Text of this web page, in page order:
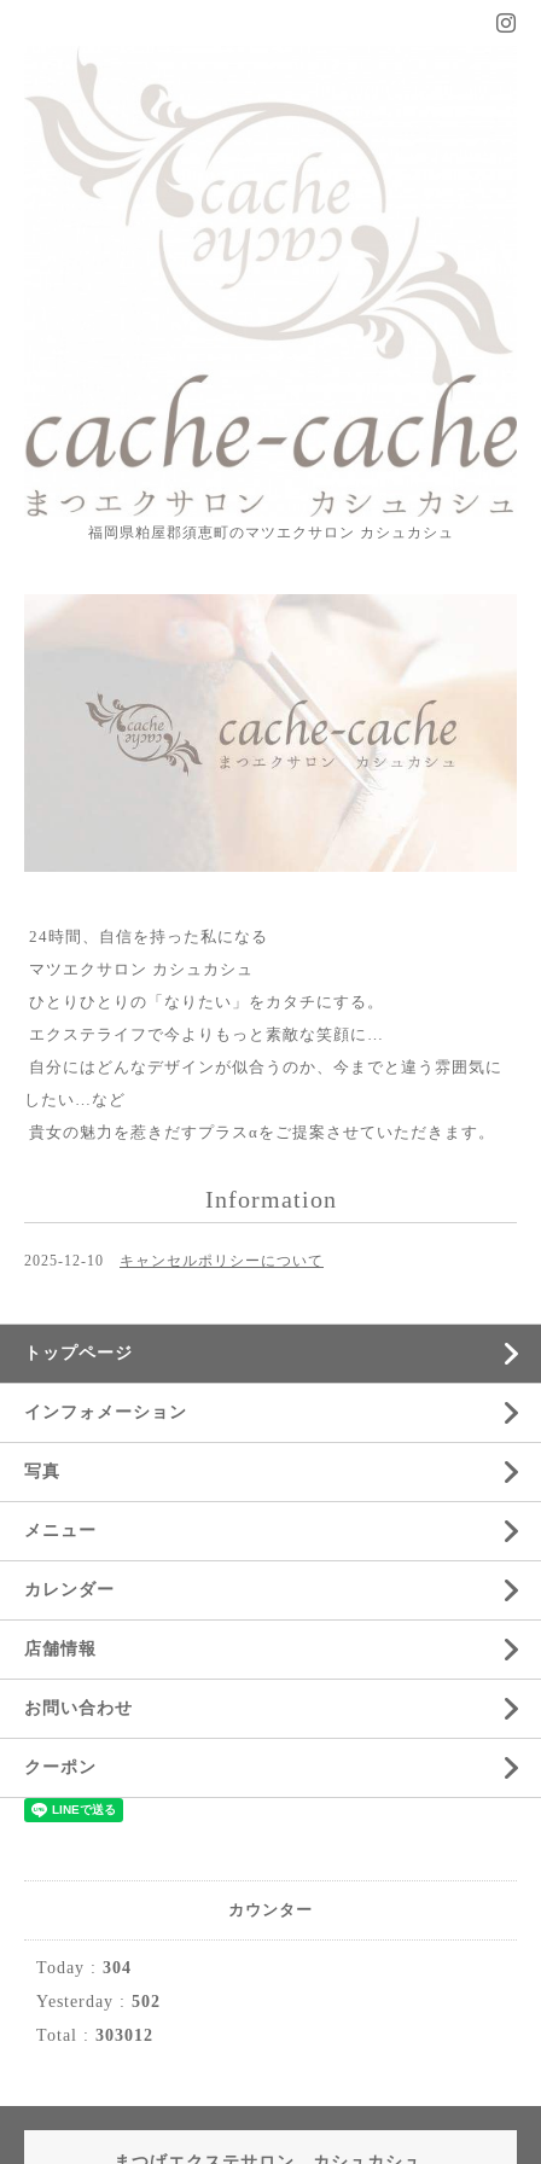
福岡県粕屋郡須恵町のマツエクサロン カシュカシュ
24時間、自信を持った私になる
マツエクサロン カシュカシュ
ひとりひとりの「なりたい」をカタチにする。
エクステライフで今よりもっと素敵な笑顔に…
自分にはどんなデザインが似合うのか、今までと違う雰囲気に
したい…など
貴女の魅力を惹きだすプラスαをご提案させていただきます。
Information
2025-12-10 キャンセルポリシーについて
トップページ
インフォメーション
写真
メニュー
カレンダー
店舗情報
お問い合わせ
クーポン
カウンター
Today : 304
Yesterday : 502
Total : 303012